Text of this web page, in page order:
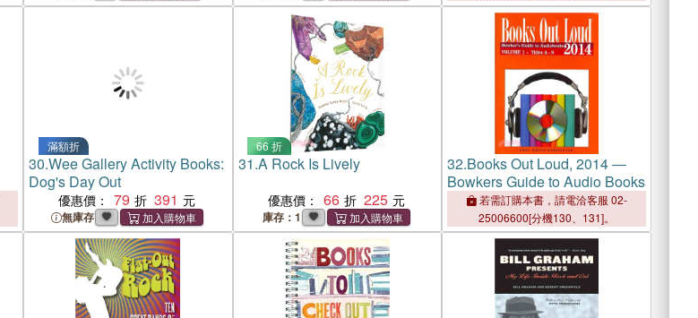
滿額折
30.Wee Gallery Activity Books:
Dog's Day Out
優惠價： 79 391
無庫存
66 折
31.A Rock Is Lively
優惠價： 66 225
庫存：1
32.Books Out Loud, 2014 ―
Bowkers Guide to Audio Books
若需訂購本書，請電洽客服 02-
25006600[分機130、131]。